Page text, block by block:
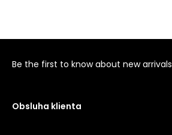
Be the first to know about new arrivals
Obsluha klienta